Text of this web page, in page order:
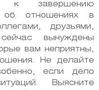
к завершению
об отношениях в
друзьями,
вынуждены
вам неприятны,
Не делайте
если дело
Выясните